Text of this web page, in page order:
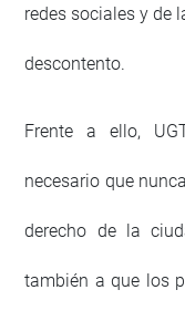
redes sociales y de
descontento.
Frente a ello,
necesario que
derecho de la
también a que los